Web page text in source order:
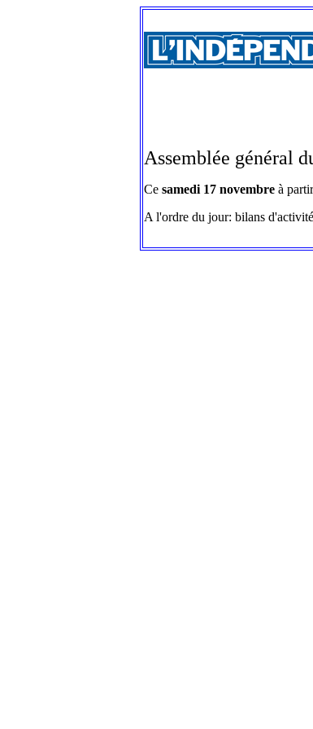
Assemblée général
Ce samedi 17 novembre à
A l'ordre du jour: bilans